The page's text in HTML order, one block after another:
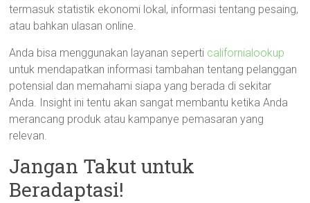
termasuk statistik ekonomi lokal, informasi tentang pesaing,
atau bahkan ulasan online.
Anda bisa menggunakan layanan seperti californialookup
untuk mendapatkan informasi tambahan tentang pelanggan
potensial dan memahami siapa yang berada di sekitar
Anda. Insight ini tentu akan sangat membantu ketika Anda
merancang produk atau kampanye pemasaran yang
relevan.
Jangan Takut untuk
Beradaptasi!